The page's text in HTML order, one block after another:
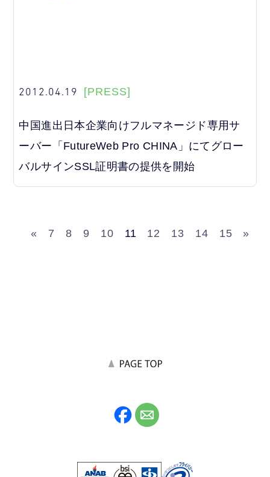
2012.04.19 [PRESS]
中国進出日本企業向けフルマネージド専用サ
ーバー「FutureWeb Pro CHINA」にてグロー
バルサインSSL証明書の提供を開始
« 7 8 9 10 11 12 13 14 15 »